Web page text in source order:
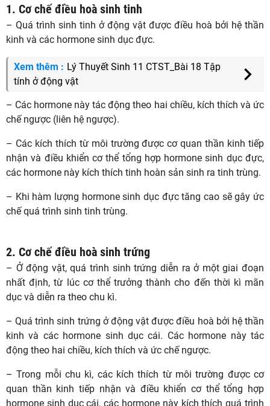
1. Cơ chế điều hoà sinh tinh
– Quá trình sinh tinh ở động vật được điều hoà bởi hệ thần
kinh và các hormone sinh dục đực.
Xem thêm : Lý Thuyết Sinh 11 CTST_Bài 18 Tập
tính ở động vật
– Các hormone này tác động theo hai chiều, kích thích và ức
chế ngược (liên hệ ngược).
– Các kích thích từ môi trường được cơ quan thần kinh tiếp
nhận và điều khiển cơ thể tổng hợp hormone sinh dục đực,
các hormone này kích thích tinh hoàn sản sinh ra tinh trùng.
– Khi hàm lượng hormone sinh dục đực tăng cao sẽ gây ức
chế quá trình sinh tinh trùng.
2. Cơ chế điều hoà sinh trứng
– Ở động vật, quá trình sinh trứng diễn ra ở một giai đoạn
nhất định, từ lúc cơ thể trưởng thành cho đến thời kì mãn
dục và diễn ra theo chu kì.
– Quá trình sinh trứng ở động vật được điều hoà bởi hệ thần
kinh và các hormone sinh dục cái. Các hormone này tác
động theo hai chiều, kích thích và ức chế ngược.
– Trong mỗi chu kì, các kích thích từ môi trường được cơ
quan thần kinh tiếp nhận và điều khiển cơ thể tổng hợp
hormone sinh dục cái, các hormone này kích thích quá trình